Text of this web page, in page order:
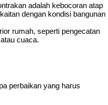
adalah kebocoran atap
dengan kondisi bangunan
rumah, seperti pengecatan
cuaca.
perbaikan yang harus